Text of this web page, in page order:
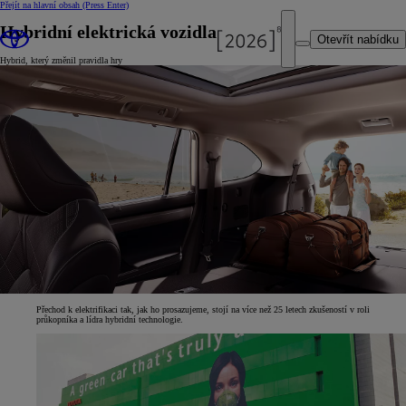
Přejít na hlavní obsah (Press Enter)
Otevřít nabídku
Hybridní elektrická vozidla
Hybrid, který změnil pravidla hry
Přechod k elektrifikaci tak, jak ho prosazujeme, stojí na více než 25 letech zkušeností v roli
průkopníka a lídra hybridní technologie.